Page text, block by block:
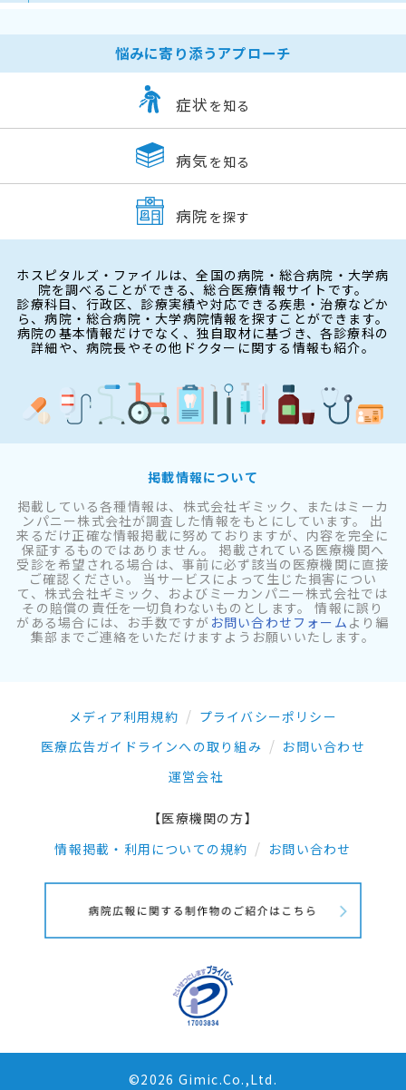
悩みに寄り添うアプローチ
症状 を知る
病気 を知る
病院 を探す
ホスピタルズ・ファイルは、全国の病院・総合病院・大学病
院を調べることができる、総合医療情報サイトです。
診療科目、行政区、診療実績や対応できる疾患・治療などか
ら、病院・総合病院・大学病院情報を探すことができます。
病院の基本情報だけでなく、独自取材に基づき、各診療科の
詳細や、病院長やその他ドクターに関する情報も紹介。
掲載情報について
掲載している各種情報は、株式会社ギミック、またはミーカ
ンパニー株式会社が調査した情報をもとにしています。 出
来るだけ正確な情報掲載に努めておりますが、内容を完全に
保証するものではありません。 掲載されている医療機関へ
受診を希望される場合は、事前に必ず該当の医療機関に直接
ご確認ください。 当サービスによって生じた損害につい
て、株式会社ギミック、およびミーカンパニー株式会社では
その賠償の責任を一切負わないものとします。 情報に誤り
がある場合には、お手数ですが お問い合わせフォーム より編
集部までご連絡をいただけますようお願いいたします。
メディア利用規約
プライバシーポリシー
医療広告ガイドラインへの取り組み
お問い合わせ
運営会社
【医療機関の方】
情報掲載・利用についての規約
お問い合わせ
©2026 Gimic.Co.,Ltd.